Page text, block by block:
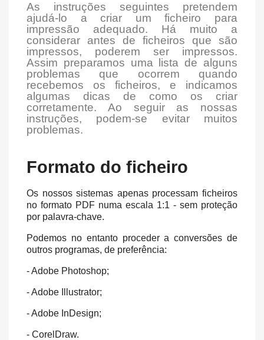
As instruções seguintes pretendem
ajudá-lo a criar um ficheiro para
impressão adequado. Há muito a
considerar antes de ficheiros que são
impressos, poderem ser impressos.
Assim preparamos uma lista de alguns
problemas que ocorrem quando
recebemos os ficheiros, e indicamos
algumas dicas de como os criar
corretamente. Ao seguir as nossas
instruções, podem-se evitar muitos
problemas.
Formato do ficheiro
Os nossos sistemas apenas processam ficheiros
no formato PDF numa escala 1:1 - sem proteção
por palavra-chave.
Podemos no entanto proceder a conversões de
outros programas, de preferência:
- Adobe Photoshop;
- Adobe Illustrator;
- Adobe InDesign;
- CorelDraw.